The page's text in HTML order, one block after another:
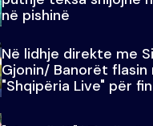
në pishinë
Në lidhje direkte me
Gjonin/ Banorët flasin
"Shqipëria Live" për
madhe